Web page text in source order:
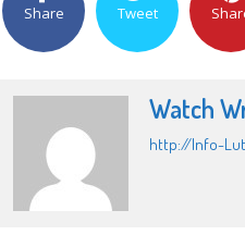
Share Tweet
Watch
http://Info-